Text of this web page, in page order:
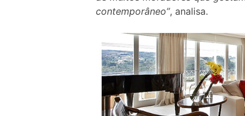
contemporâneo”, analisa.